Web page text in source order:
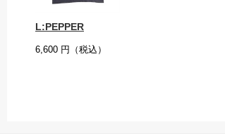
L:PEPPER
6,600 円（税込）